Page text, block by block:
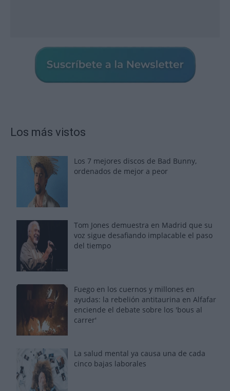
Los más vistos
Los 7 mejores discos de Bad Bunny,
ordenados de mejor a peor
Tom Jones demuestra en Madrid que su
voz sigue desafiando implacable el paso
del tiempo
Fuego en los cuernos y millones en
ayudas: la rebelión antitaurina en Alfafar
enciende el debate sobre los 'bous al
carrer'
La salud mental ya causa una de cada
cinco bajas laborales